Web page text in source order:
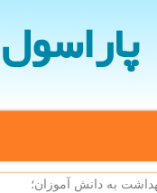
پاراسول
به دانش آموزان؛